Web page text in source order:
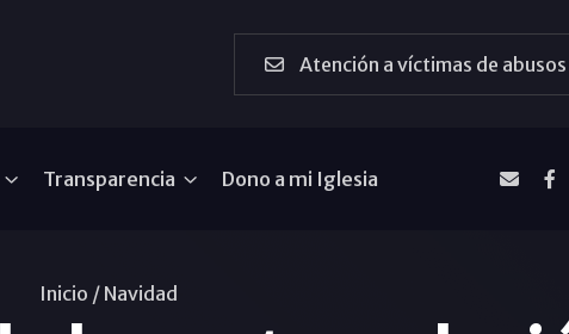
Atención a víctimas de abusos
Transparencia Dono a mi Iglesia
Inicio / Navidad